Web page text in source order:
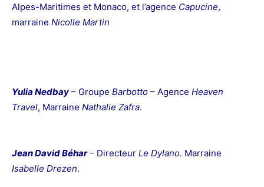
Alpes-Maritimes et Monaco, et l’agence Capucine,
marraine Nicolle Martin
Yulia Nedbay – Groupe Barbotto – Agence Heaven
Travel, Marraine Nathalie Zafra.
Jean David Béhar– Directeur Le Dylano. Marraine
Isabelle Drezen.